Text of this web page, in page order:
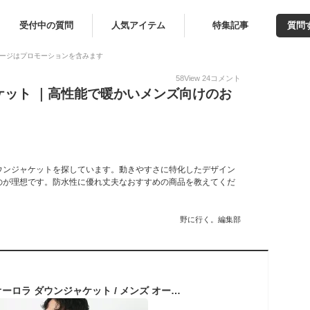
受付中の質問 人気アイテム 特集記事 質問
ジはプロモーションを含みます
58View 24コメント
ト ｜高性能で暖かいメンズ向けのお
ジャケットを探しています。動きやすさに特化したデザイン
理想です。防水性に優れ丈夫なおすすめの商品を教えてくだ
野に行く。編集部
NANGA（ナンガ） オーロラ ダウンジャケット / メンズ オーロラテックス 透湿 撥水 リップストップ AURORA DOWN JACKET